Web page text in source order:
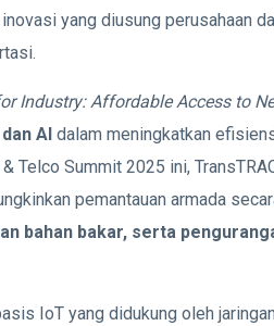
yang diusung perusahaan
Industry: Affordable Access to
AI dalam meningkatkan
Telco Summit 2025 ini,
pemantauan armada
bahan bakar, serta
IoT yang didukung oleh